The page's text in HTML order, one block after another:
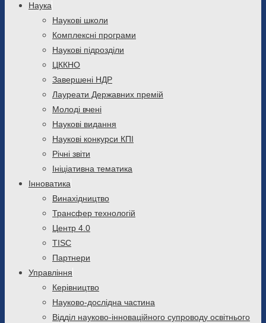
Наука
Наукові школи
Комплексні програми
Наукові підрозділи
ЦККНО
Завершені НДР
Лауреати Державних премій
Молоді вчені
Наукові видання
Наукові конкурси КПІ
Річні звіти
Ініціативна тематика
Інноватика
Винахідництво
Трансфер технологій
Центр 4.0
TISC
Партнери
Управління
Керівництво
Науково-дослідна частина
Відділ науково-інноваційного супроводу освітнього